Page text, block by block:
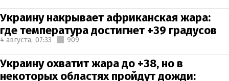
Украину накрывает африканская жара:
где температура достигнет +39 градусов
4 августа, 07:33 909
Украину охватит жара до +38, но в
некоторых областях пройдут дожди: